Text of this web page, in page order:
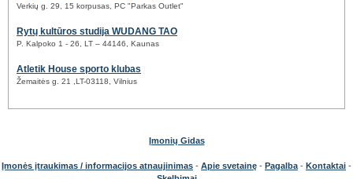
Verkių g. 29, 15 korpusas, PC "Parkas Outlet"
Rytų kultūros studija WUDANG TAO
P. Kalpoko 1 - 26, LT – 44146, Kaunas
Atletik House sporto klubas
Žemaitės g. 21 ,LT-03118, Vilnius
Įmonių Gidas
Įmonės įtraukimas / informacijos atnaujinimas - Apie svetainę - Pagalba - Kontaktai -